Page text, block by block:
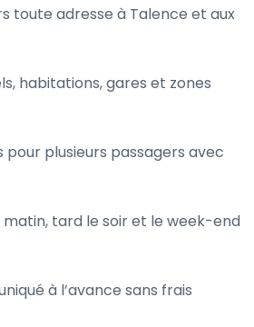
toute adresse à Talence et aux
habitations, gares et zones
pour plusieurs passagers avec
tard le soir et le week-end
à l’avance sans frais